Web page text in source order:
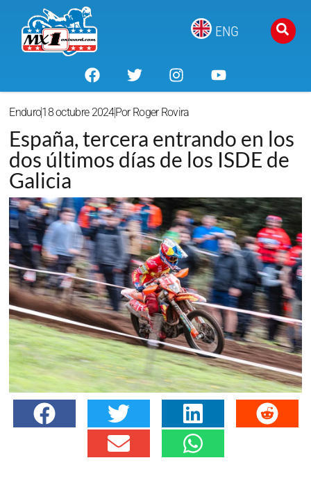
ENG
Enduro18 octubre 2024PorRoger Rovira
España, tercera entrando en los
dos últimos días de los ISDE de
Galicia